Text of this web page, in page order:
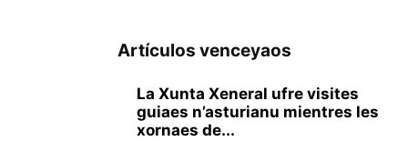
Artículos venceyaos
La Xunta Xeneral ufre visites
guiaes n’asturianu mientres les
xornaes de...